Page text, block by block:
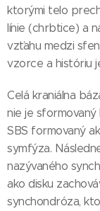
ktorými telo
línie (chrbtice) a
vzťahu medzi
vzorce a históriu
Celá kraniálna
nie je
SBS formovaný
symfýza.
nazývaného
ako disku
synchondróza,